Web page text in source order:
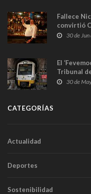
Fallece
convirtió
en Madrid
30 de
El
Tribunal
30 de
CATEGORÍAS
Actualidad
Deportes
Sostenibilidad